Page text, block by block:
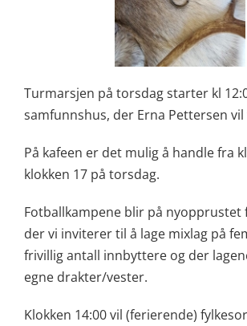
Turmarsjen på torsdag starter kl
samfunnshus, der Erna Pettersen
På kafeen er det mulig å handle fra
klokken 17 på torsdag.
Fotballkampene blir på nyopprustet
der vi inviterer til å lage mixlag på
frivillig antall innbyttere og der
egne drakter/vester.
Klokken 14:00 vil (ferierende)